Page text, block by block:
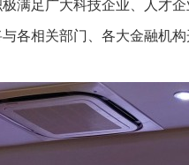
满足广大科技企业、人才
各相关部门、各大金融机